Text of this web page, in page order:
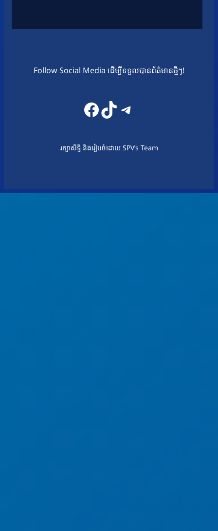
Follow Social Media ដើម្បីទទួលបានព័ត៌មានថ្មីៗ!
Facebook
TikTokTelegram
រក្សាសិទ្ធិ និងរៀបចំដោយ SPV’s Team